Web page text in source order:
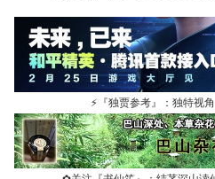
⚡ 『独贾参考』：独特视